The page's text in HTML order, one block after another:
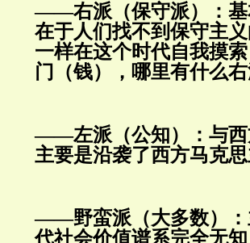
——右派（保守派）：基
在于人们找不到保守主
一样在这个时代自我摸
门（钱），哪里有什么右
——左派（公知）：与西
主要是沿袭了西方马克
——野蛮派（大多数）：
代社会价值谱系完全无